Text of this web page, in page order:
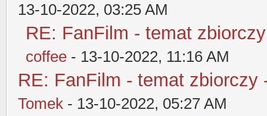
13-10-2022, 03:25 AM
RE: FanFilm - temat
coffee - 13-10-2022, 11:16 AM
RE: FanFilm - temat zbiorczy
Tomek - 13-10-2022, 05:27 AM